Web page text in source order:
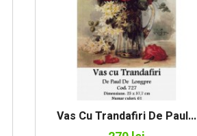
Vas Cu Trandafiri De Paul...